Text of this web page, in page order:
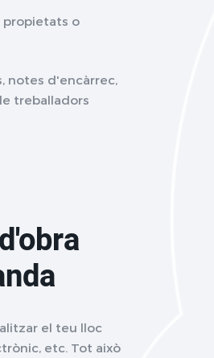
propietats o
notes d'encàrrec,
treballadors
el teu lloc
etc. Tot això